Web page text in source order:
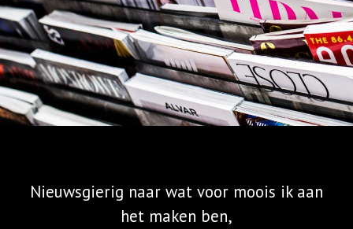
Nieuwsgierig naar wat voor moois ik aan
het maken ben,